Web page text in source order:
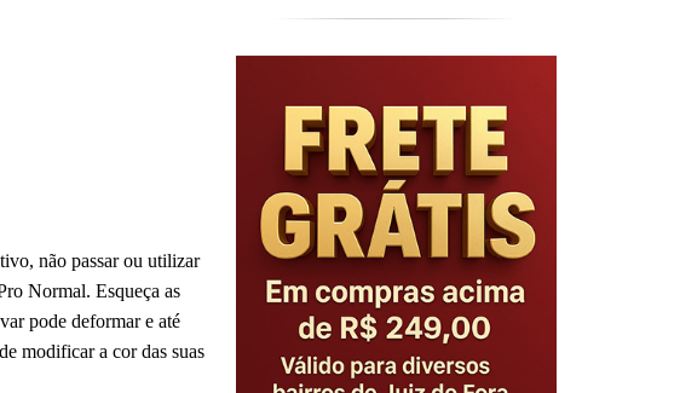
não passar ou utilizar
Normal. Esqueça as
pode deformar e até
modificar a cor das suas